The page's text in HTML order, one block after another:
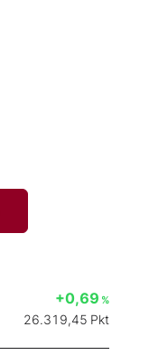
+0,69 %
26.319,45 Pkt